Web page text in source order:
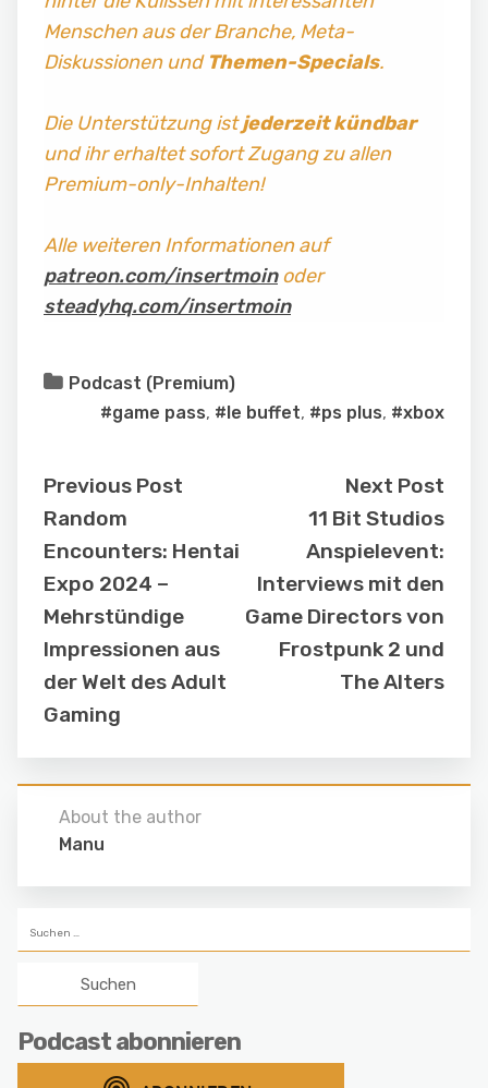
Menschen aus der Branche, Meta-
Diskussionen und Themen-Specials.
Die Unterstützung istjederzeit kündbar
und ihr erhaltet sofort Zugang zu allen
Premium-only-Inhalten!
Alle weiteren Informationen auf
patreon.com/insertmoinoder
steadyhq.com/insertmoin
Podcast (Premium)
#game pass, #le buffet, #ps plus, #xbox
Previous Post
Random
Encounters: Hentai
Expo 2024 –
Mehrstündige
Impressionen aus
der Welt des Adult
Gaming
Next Post
11 Bit Studios
Anspielevent:
Interviews mit den
Game Directors von
Frostpunk 2 und
The Alters
About the author
Manu
nach:
Podcast abonnieren